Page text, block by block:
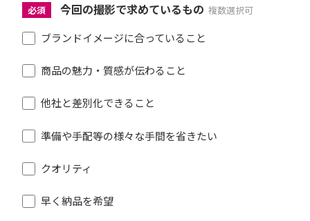
必須 今回の撮影で求めているもの 複数選択可
ブランドイメージに合っていること
商品の魅力・質感が伝わること
他社と差別化できること
準備や手配等の様々な手間を省きたい
クオリティ
早く納品を希望